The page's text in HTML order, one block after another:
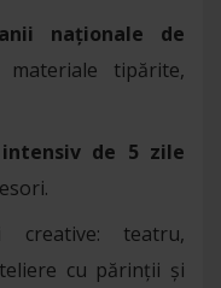
naționale de
tipărite,
de 5 zile
creative: teatru,
cu părinții și